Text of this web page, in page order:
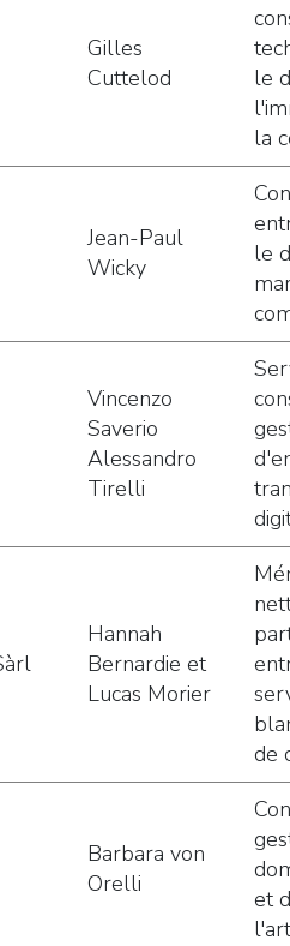
Gilles
Cuttelod
le
la
Jean-Paul
Wicky
le
Vincenzo
Saverio
Alessandro
Tirelli
Hannah
Bernardie et
Lucas Morier
de
Barbara von
Orelli
et
l'art